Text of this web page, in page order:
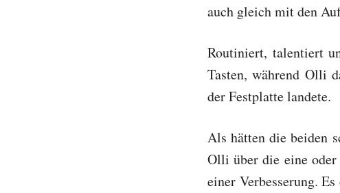
auch gleich mit den
Routiniert, talentiert
Tasten, während Olli
der Festplatte landete.
Als hätten die beiden
Olli über die eine oder
einer Verbesserung.